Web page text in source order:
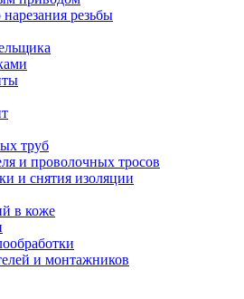
резьбы
труб
и проволочных тросов
и снятия изоляции
в коже
и монтажников